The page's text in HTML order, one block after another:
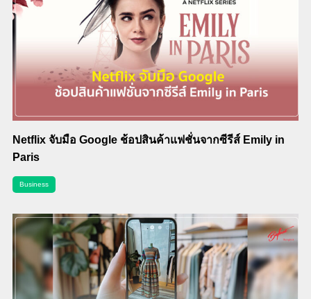
Netflix จับมือ Google ช้อปสินค้าแฟชั่นจากซีรีส์ Emily in
Paris
Business